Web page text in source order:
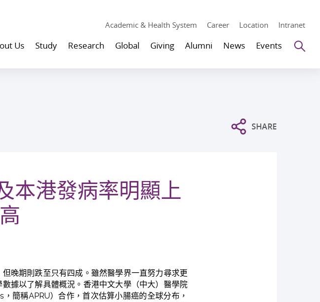
Academic & Health System Career Location Intranet
Us Study Research Global Giving Alumni News Events
SHARE
本港發病率明顯上
晚期則跌至只有四成。雖然醫學界一直努力尋求更
據以了解具體概況。香港中文大學（中大）醫學院
簡稱APRU）合作，首次估算小腸癌的全球分布，